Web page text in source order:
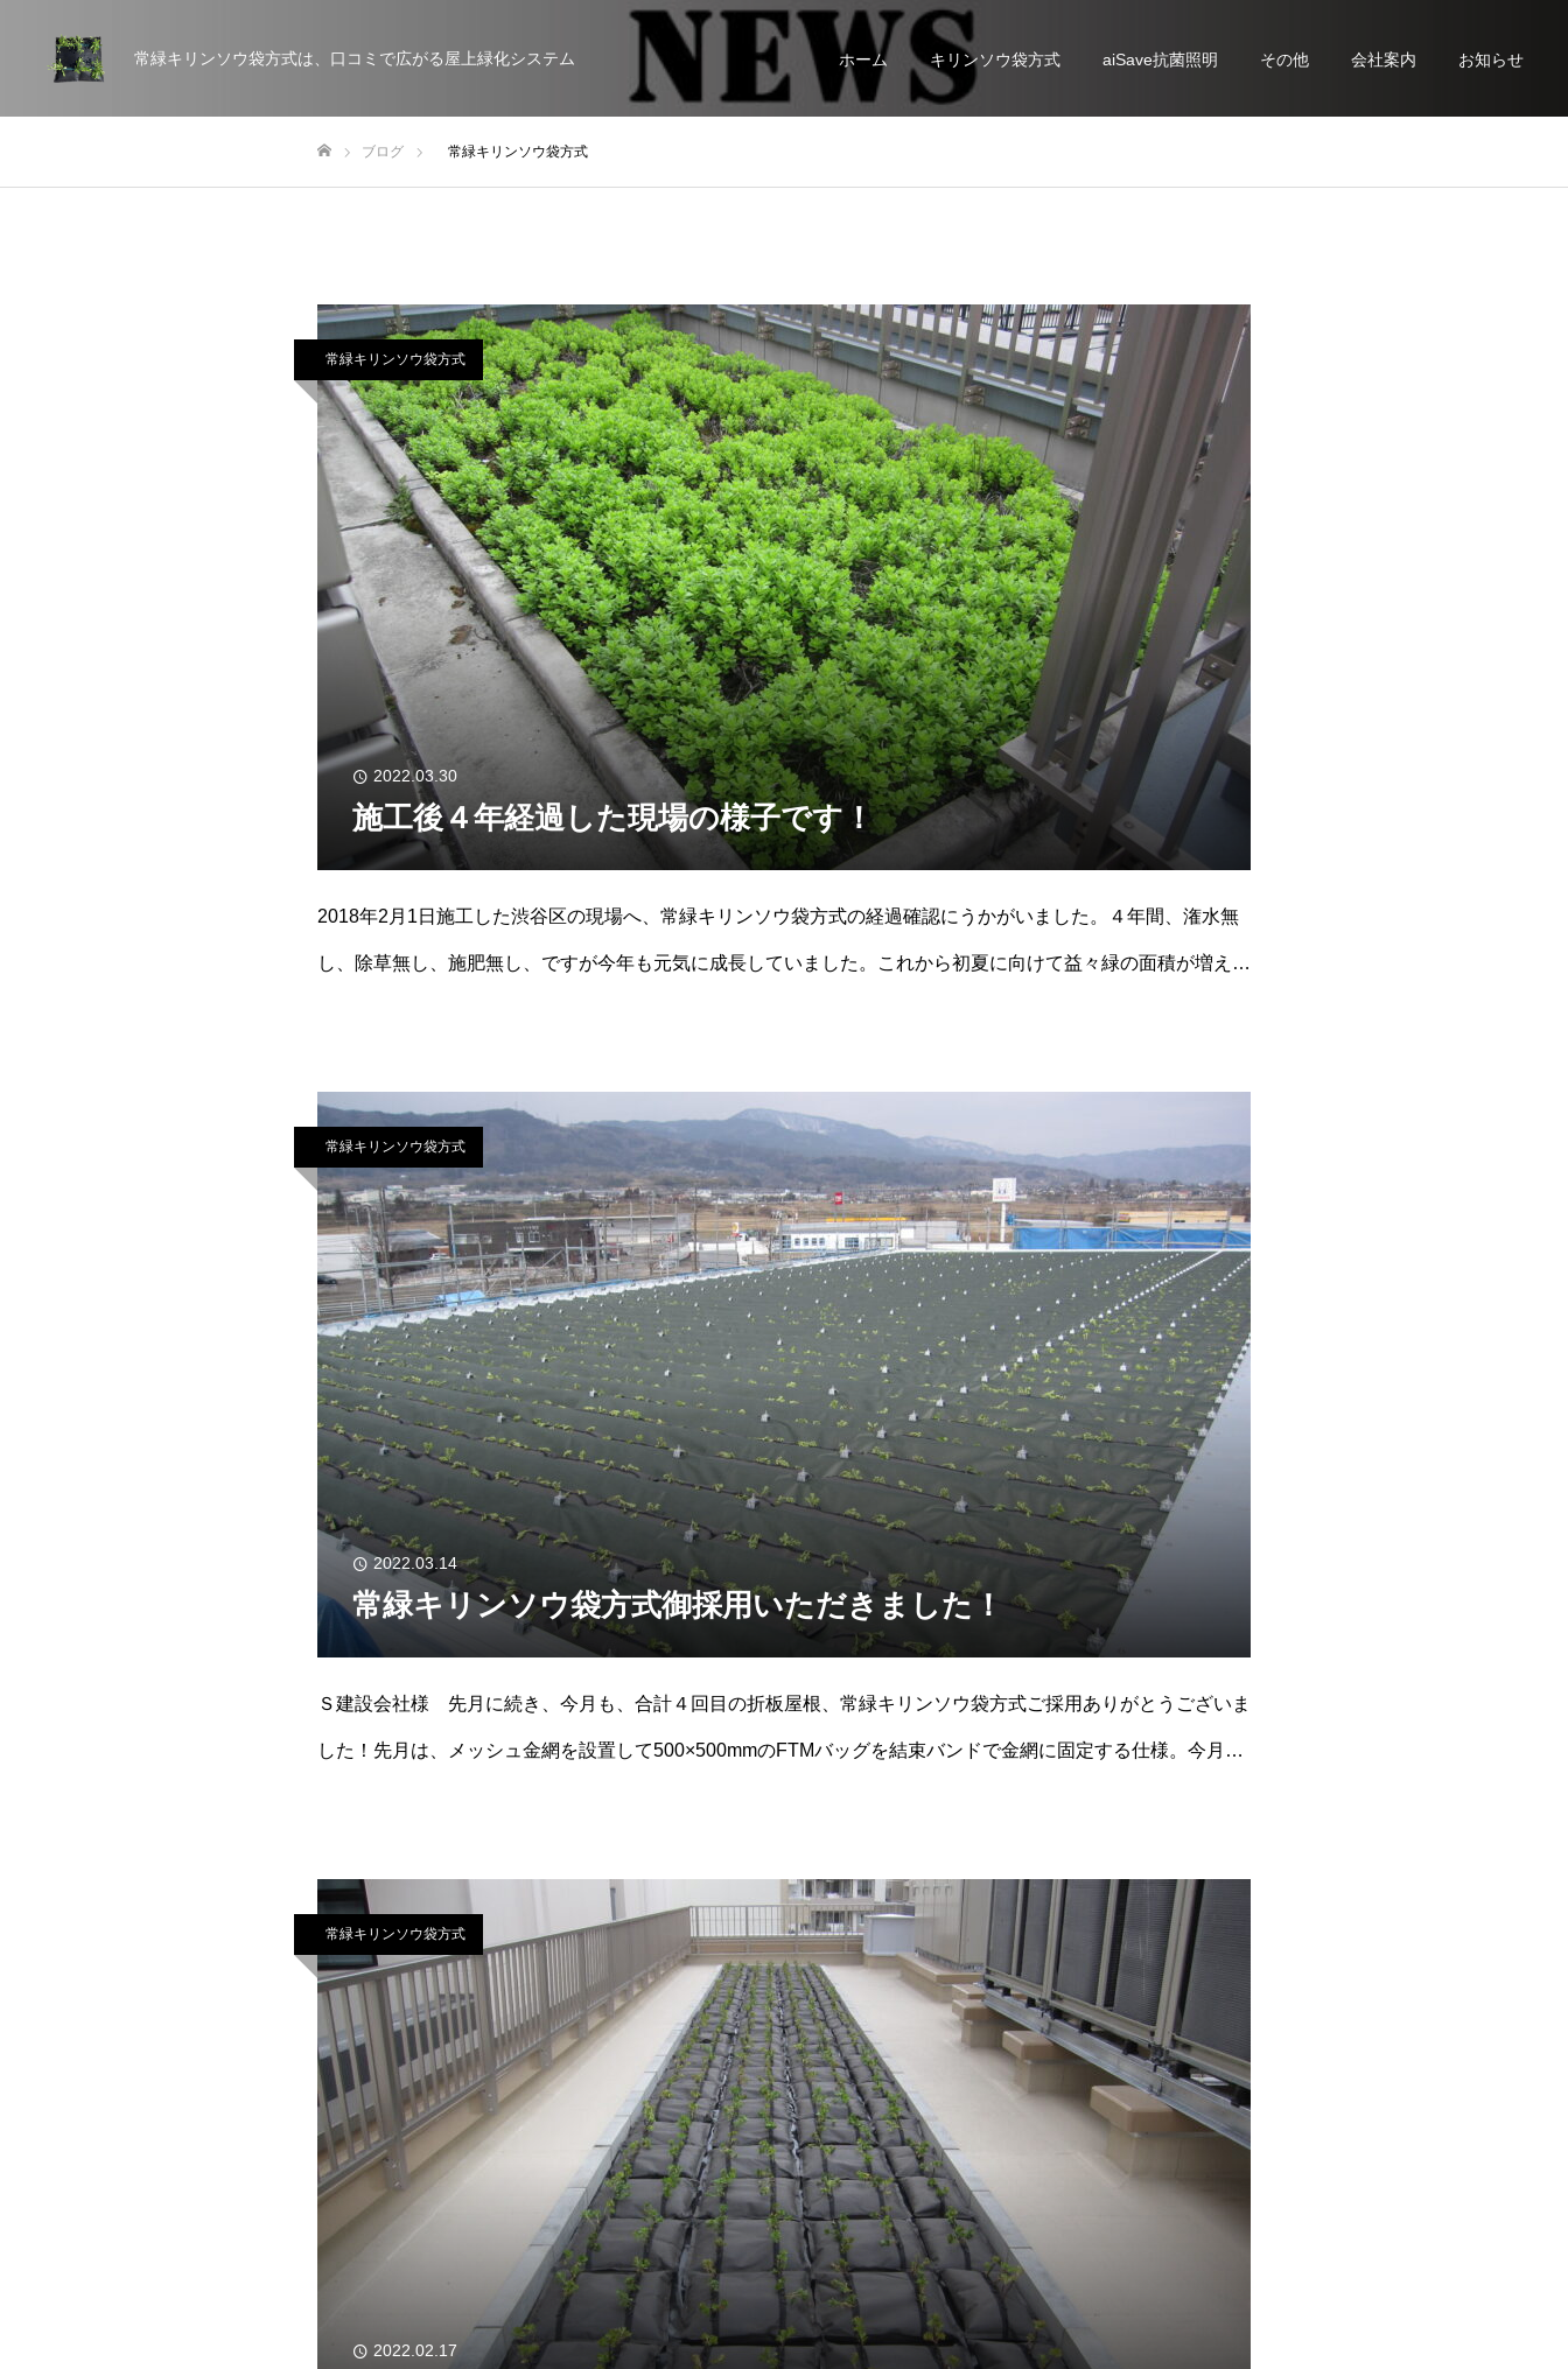
常緑キリンソウ袋方式は、口コミで広がる屋上緑化システム ホーム キリンソウ袋方式 aiSave抗菌照明 その他 会社案内 お知らせ
ブログ 常緑キリンソウ袋方式
常緑キリンソウ袋方式
2022.03.30
施工後４年経過した現場の様子です！
2018年2月1日施工した渋谷区の現場へ、常緑キリンソウ袋方式の経過確認にうかがいました。４年間、潅水無
し、除草無し、施肥無し、ですが今年も元気に成長していました。これから初夏に向けて益々緑の面積が増えて
常緑キリンソウ袋方式
2022.03.14
常緑キリンソウ袋方式御採用いただきました！
Ｓ建設会社様 先月に続き、今月も、合計４回目の折板屋根、常緑キリンソウ袋方式ご採用ありがとうございま
した！先月は、メッシュ金網を設置して500×500mmのFTMバッグを結束バンドで金網に固定する仕様。今月
常緑キリンソウ袋方式
2022.02.17